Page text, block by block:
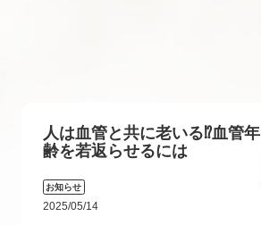
人は血管と共に老いる⁉血管年
齢を若返らせるには
お知らせ
2025/05/14